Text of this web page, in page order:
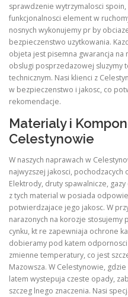
sprawdzenie wytrzymalosci
funkcjonalnosci element w
nosnych wykonujemy pr by
bezpieczenstwo uzytkowania.
objeta jest pisemna gwarancja na
obslugi posprzedazowej sluzymy
technicznym. Nasi klienci z
w bezpieczenstwo i jakosc, co
rekomendacje.
Materialy i
Celestynowie
W naszych naprawach w
najwyzszej jakosci,
Elektrody, druty spawalnicze,
z tych material w posiada
potwierdzajace jego jakosc. W
narazonych na korozje
cynku, kt re zapewniaja ochrone
dobieramy pod katem
zmienne temperatury, co jest
Mazowsza. W Celestynowie,
latem wystepuja czeste opady,
szczeg lnego znaczenia. Nasi